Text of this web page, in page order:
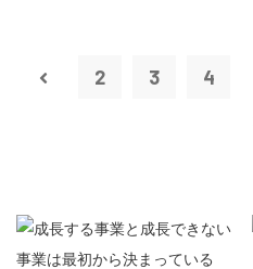
2 3 4